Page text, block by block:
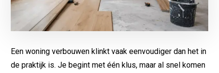
Een woning verbouwen klinkt vaak eenvoudiger dan het in
de praktijk is. Je begint met één klus, maar al snel komen